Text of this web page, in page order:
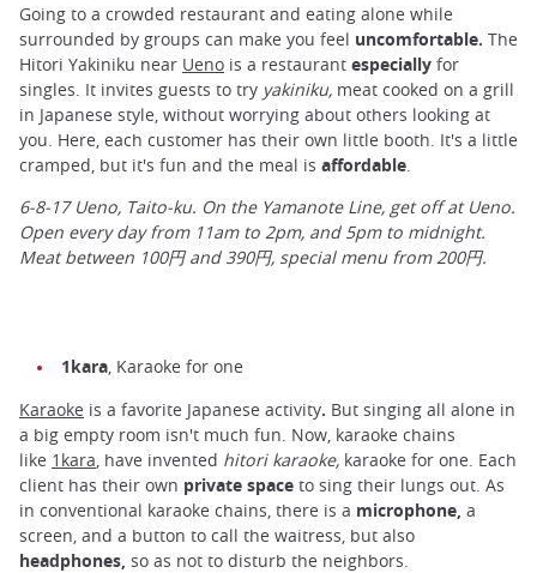
Going to a crowded restaurant and eating alone while
surrounded by groups can make you feel uncomfortable. The
Hitori Yakiniku near Ueno is a restaurant especially for
singles. It invites guests to try yakiniku, meat cooked on a grill
in Japanese style, without worrying about others looking at
you. Here, each customer has their own little booth. It's a little
cramped, but it's fun and the meal is affordable.
6-8-17 Ueno, Taito-ku. On the Yamanote Line, get off at Ueno.
Open every day from 11am to 2pm, and 5pm to midnight.
Meat between 100円 and 390円, special menu from 200円.
1kara, Karaoke for one
Karaoke is a favorite Japanese activity. But singing all alone in
a big empty room isn't much fun. Now, karaoke chains
like 1kara , have invented hitori karaoke, karaoke for one. Each
client has their own private space to sing their lungs out. As
in conventional karaoke chains, there is a microphone, a
screen, and a button to call the waitress, but also
headphones, so as not to disturb the neighbors.